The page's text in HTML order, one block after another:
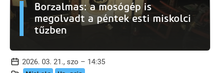
Borzalmas: a mosógép is
megolvadt a péntek esti miskolci
tűzben
2026. 03. 21., szo – 14:35